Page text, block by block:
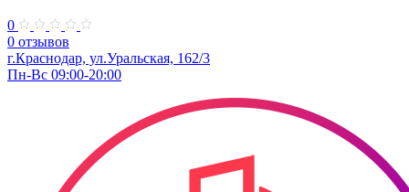
0
0 отзывов
г.Краснодар, ул.Уральская, 162/3
Пн-Вс 09:00-20:00